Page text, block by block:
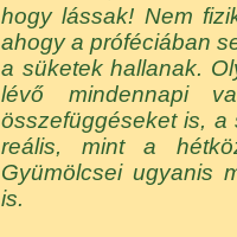
hogy lássak! Nem
ahogy a próféciában
a süketek hallanak.
lévő mindennapi
összefüggéseket is, a
reális, mint a
Gyümölcsei ugyanis
is.